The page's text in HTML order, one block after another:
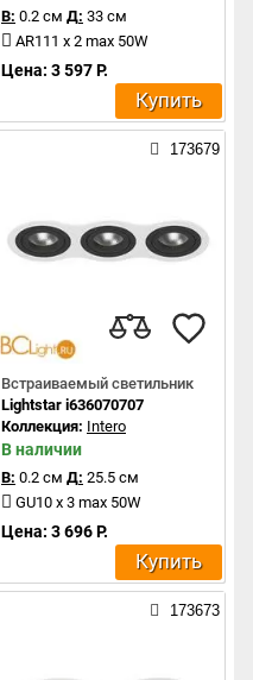
В: 0.2 см Д: 33 см
AR111 x 2 max 50W
Цена: 3 597 Р.
Купить
173679
Встраиваемый светильник
Lightstar i636070707
Коллекция: Intero
В наличии
В: 0.2 см Д: 25.5 см
GU10 x 3 max 50W
Цена: 3 696 Р.
Купить
173673